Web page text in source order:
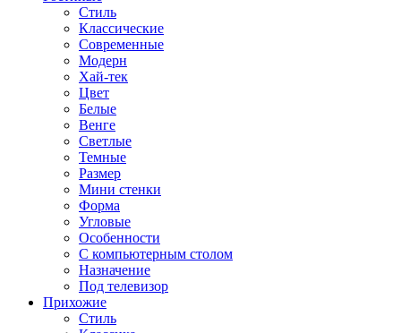
Стиль
Классические
Современные
Модерн
Хай-тек
Цвет
Белые
Венге
Светлые
Темные
Размер
Мини стенки
Форма
Угловые
Особенности
С компьютерным столом
Назначение
Под телевизор
Прихожие
Стиль